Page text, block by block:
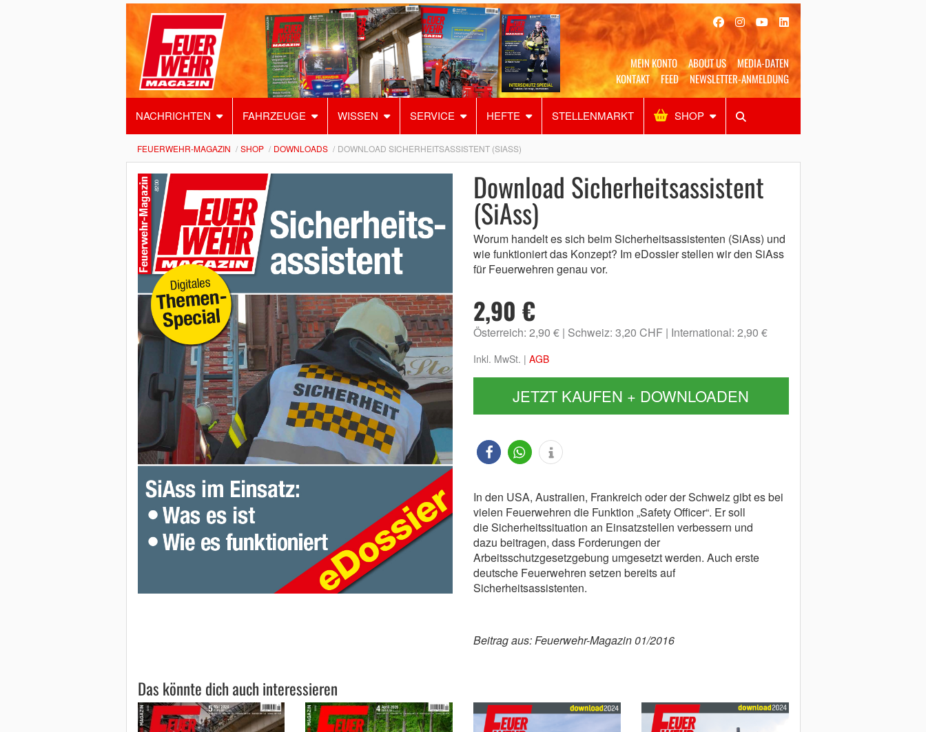
MEIN KONTO ABOUT US
MEDIA-DATEN
KONTAKT
FEED NEWSLETTER-ANMELDUNG
NACHRICHTEN FAHRZEUGE WISSEN SERVICE HEFTE STELLENMARKT SHOP
Alles Shop SUCHEN
FEUERWEHR-MAGAZIN SHOP DOWNLOADS DOWNLOAD SICHERHEITSASSISTENT (SIASS)
Download Sicherheitsassistent
(SiAss)
Worum handelt es sich beim Sicherheitsassistenten (SiAss) und
wie funktioniert das Konzept? Im eDossier stellen wir den SiAss
für Feuerwehren genau vor.
2,90 €
Österreich: 2,90 € Schweiz: 3,20 CHF International: 2,90 €
Inkl. MwSt. | AGB
JETZT KAUFEN + DOWNLOADEN
In den USA, Australien, Frankreich oder der Schweiz gibt es bei
vielen Feuerwehren die Funktion „Safety Officer“. Er soll
die Sicherheitssituation an Einsatzstellen verbessern und
dazu beitragen, dass Forderungen der
Arbeitsschutzgesetzgebung umgesetzt werden. Auch erste
deutsche Feuerwehren setzen bereits auf
Sicherheitsassistenten.
Beitrag aus: Feuerwehr-Magazin 01/2016
Das könnte dich auch interessieren